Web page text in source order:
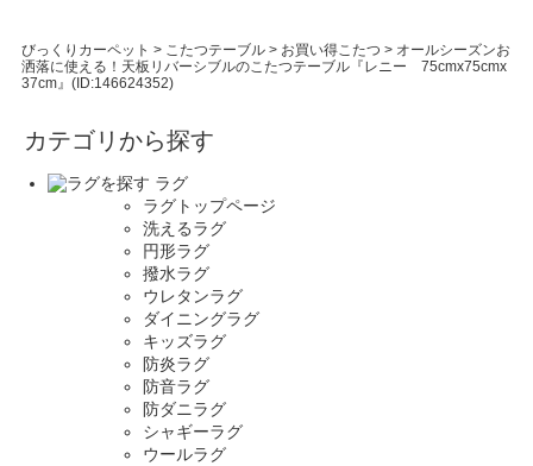
びっくりカーペット > こたつテーブル> お買い得こたつ > オールシーズンお
洒落に使える！天板リバーシブルのこたつテーブル『レニー 75cmx75cmx
37cm』(ID:146624352)
カテゴリから探す
ラグ
ラグトップページ
洗えるラグ
円形ラグ
撥水ラグ
ウレタンラグ
ダイニングラグ
キッズラグ
防炎ラグ
防音ラグ
防ダニラグ
シャギーラグ
ウールラグ